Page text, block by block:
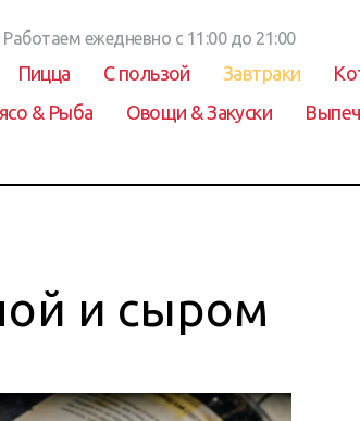
Работаем ежедневно с 11:00 до 21:00
Пицца С пользой Завтраки
& Рыба Овощи & Закуски
и сыром